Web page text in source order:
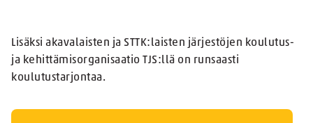
Lisäksi akavalaisten ja STTK:laisten järjestöjen koulutus-
ja kehittämisorganisaatio TJS:llä on runsaasti
koulutustarjontaa.